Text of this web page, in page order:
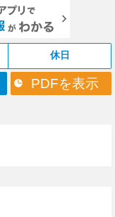
休日
PDFを表示